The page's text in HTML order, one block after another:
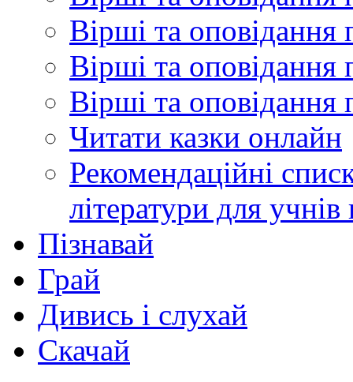
Вірші та оповідання
Вірші та оповідання
Вірші та оповідання
Читати казки онлайн
Рекомендаційні
літератури для
Пізнавай
Грай
Дивись і слухай
Скачай